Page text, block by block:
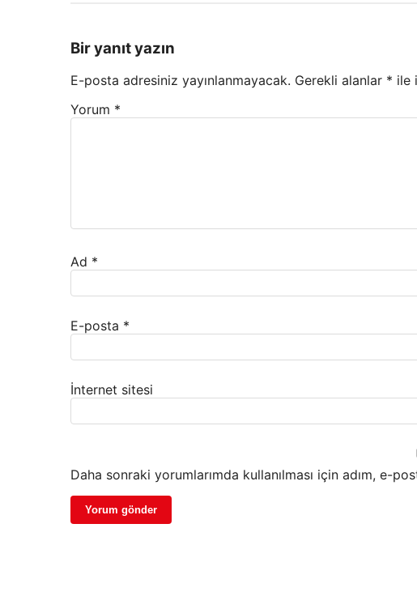
Bir yanıt yazın
E-posta adresiniz yayınlanmayacak. Gerekli alanlar * ile
Yorum *
Ad *
E-posta *
İnternet sitesi
Daha sonraki yorumlarımda kullanılması için adım, e-